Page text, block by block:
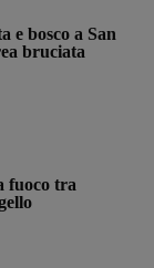
e bosco a San
bruciata
fuoco tra